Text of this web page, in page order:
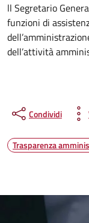
ll Segretario
funzioni di
dell’attività
Condividi
Trasparenza